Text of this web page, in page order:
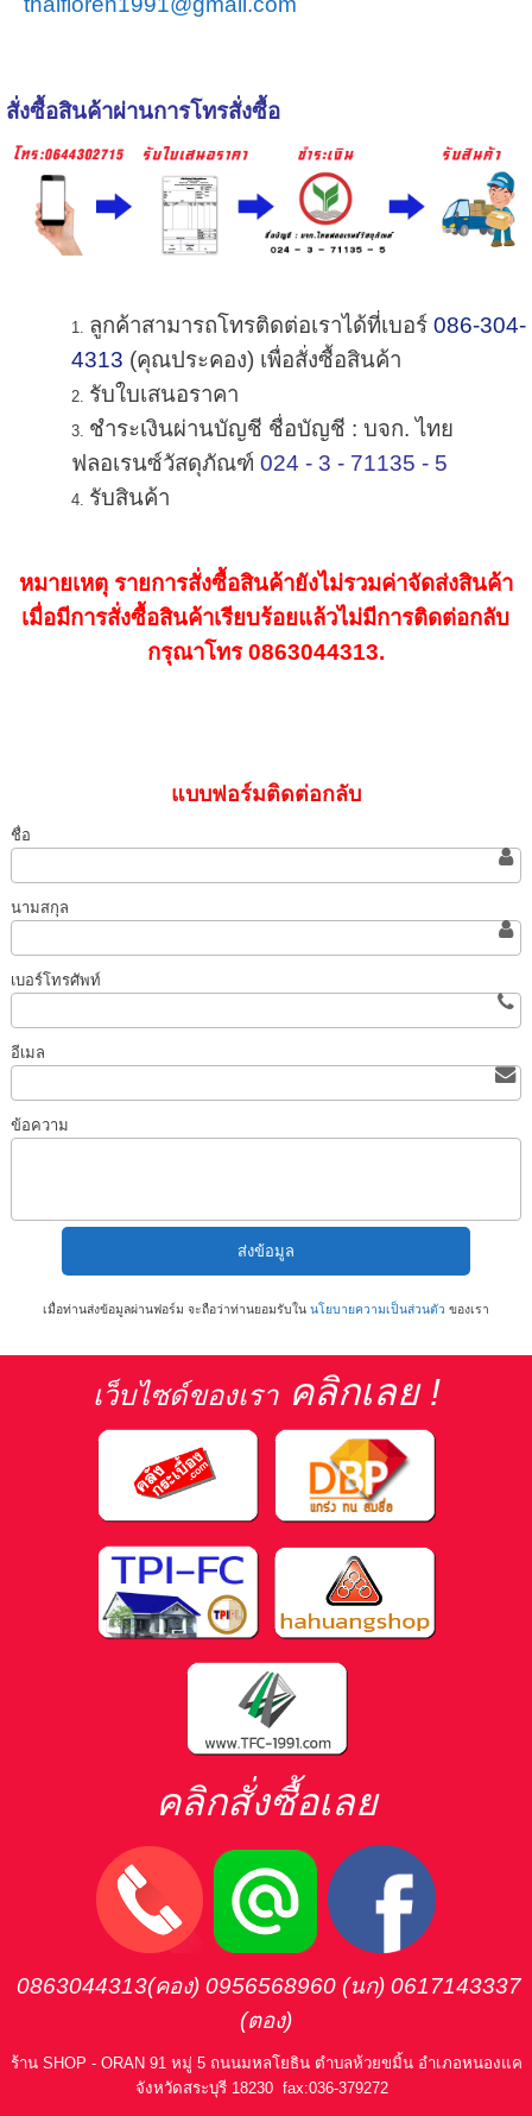
สั่งซื้อสินค้าผ่านการโทรสั่งซื้อ
ลูกค้าสามารถโทรติดต่อเราได้ที่เบอร์ 086-304-
4313 (คุณประคอง) เพื่อสั่งซื้อสินค้า
รับใบเสนอราคา
ชำระเงินผ่านบัญชี ชื่อบัญชี : บจก. ไทย
ฟลอเรนซ์วัสดุภัณฑ์ 024 - 3 - 71135 - 5
รับสินค้า
หมายเหตุ รายการสั่งซื้อสินค้ายังไม่รวมค่าจัดส่งสินค้า
เมื่อมีการสั่งซื้อสินค้าเรียบร้อยแล้วไม่มีการติดต่อกลับ
กรุณาโทร 0863044313.
แบบฟอร์มติดต่อกลับ
ชื่อ
นามสกุล
เบอร์โทรศัพท์
อีเมล
ข้อความ
เมื่อท่านส่งข้อมูลผ่านฟอร์ม จะถือว่าท่านยอมรับในนโยบายความเป็นส่วนตัว ของเรา
เว็บไซด์ของเราคลิกเลย !
คลิกสั่งซื้อเลย
0863044313(คอง) 0956568960 (นก) 0617143337
(ตอง)
ร้าน SHOP - ORAN 91 หมู่ 5 ถนนมหลโยธิน ตำบลห้วยขมิ้น อำเภอหนองแค
จังหวัดสระบุรี 18230 fax:036-379272